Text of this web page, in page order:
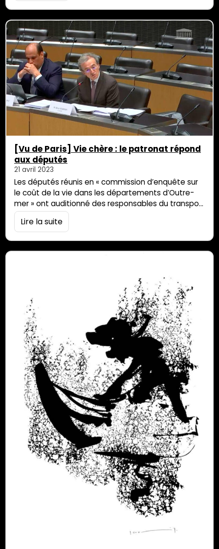
«Taui ! Taui Roa ! » « Le changement ! […]
[Vu de Paris] Vie chère : le patronat répond
aux députés
21 avril 2023
Les députés réunis en « commission d’enquête sur
le coût de la vie dans les départements d’Outre-
mer » ont auditionné des responsables du transport
maritime, de la construction et de la grande
distribution. Le constat de la vie chère est partagé
mais aucun secteur n’entend en assumer la
Lire la suite